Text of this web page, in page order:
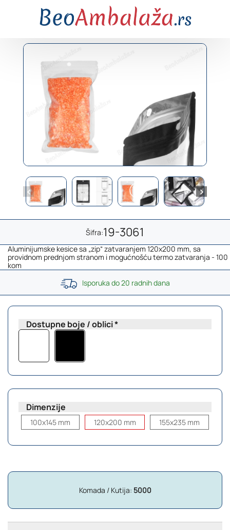
Šifra:19-3061
Aluminijumske kesice sa „zip“ zatvaranjem 120x200 mm, sa
providnom prednjom stranom i mogućnošću termo zatvaranja - 100
kom
Isporuka do 20 radnih dana
Dostupne boje / oblici
Dimenzije
100x145 mm 120x200 mm 155x235 mm
Komada / Kutija: 5000